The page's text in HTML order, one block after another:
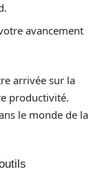
avancement
arrivée sur la
productivité.
le monde de la